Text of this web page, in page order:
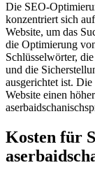
Die SEO-
konzentriert sich
Website, um das
die Optimierung
Schlüsselwörter,
und die
ausgerichtet ist.
Website einen
Kosten für